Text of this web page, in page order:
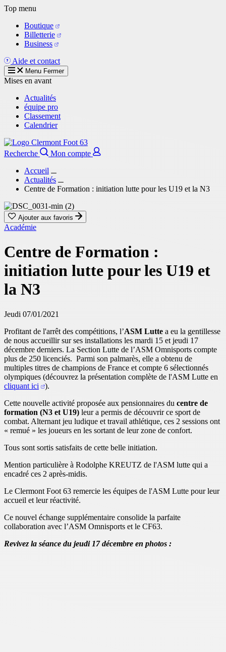
Aller
contenu
principal
Top menu
Boutique
Billetterie
Business
Aide et contact
Menu Fermer
Mises en avant
Actualités
équipe pro
Classement
Calendrier
Recherche
Mon compte
Accueil
Actualités
Centre de Formation : initiation lutte pour les U19 et la N3
Ajouter aux favoris
Académie
Centre de Formation :
initiation lutte pour les U19 et
la N3
Jeudi 07/01/2021
Profitant de l'arrêt des compétitions, l’ASM Lutte a eu la gentillesse
de nous accueillir sur ses installations les mardi 15 et jeudi 17
décembre derniers. La Section Lutte de l’ASM Omnisports compte
plus de 250 licenciés. Parmi son palmarès, elle a obtenu de
multiples titres de champions de France et compte 6 sélectionnés
olympiques (découvrez la présentation complète de l'ASM Lutte en
cliquant ici
).
Cette nouvelle activité proposée aux pensionnaires du centre de
formation (N3 et U19) leur a permis de découvrir ce sport de
combat. Alternant jeu ludique et travail athlétique, ces 2 sessions ont
« remué » les joueurs en les sortant de leur zone de confort.
Tous sont sortis satisfaits de cette belle initiation.
Mention particulière à Rodolphe KREUTZ de l'ASM lutte qui a
encadré ces 2 après-midis.
Le Clermont Foot 63 remercie les équipes de l'ASM Lutte pour leur
accueil et leur réactivité.
Ce nouvel échange supplémentaire consolide la parfaite
collaboration avec l’ASM Omnisports et le CF63.
Revivez la séance du jeudi 17 décembre en photos :